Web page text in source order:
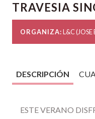
TRAVESIA
ORGANIZA:L&C (JOSE
DESCRIPCIÓN
ESTE VERANO